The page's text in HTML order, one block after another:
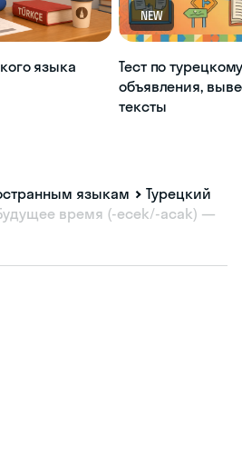
языка
NEW
Тест по
объявления,
тексты
языкам
Турецкий
время (-ecek/-acak) —